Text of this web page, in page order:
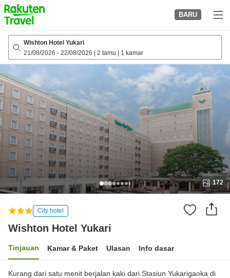
to
top
page
BARU
Wishton Hotel Yukari
21/08/2026 - 22/08/2026 2 tamu 1 kamar
172
City hotel
Wishton Hotel Yukari
Tinjauan Kamar & Paket Ulasan Info dasar
Kurang dari satu menit berjalan kaki dari Stasiun Yukarigaoka di